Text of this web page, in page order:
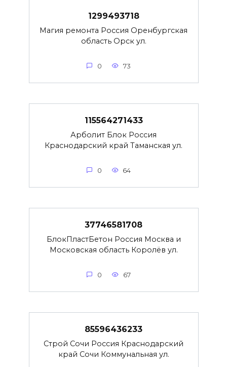
1299493718
Магия ремонта Россия Оренбургская
область Орск ул.
0 73
115564271433
Арболит Блок Россия
Краснодарский край Таманская ул.
0 64
37746581708
БлокПластБетон Россия Москва и
Московская область Королёв ул.
0 67
85596436233
Строй Сочи Россия Краснодарский
край Сочи Коммунальная ул.